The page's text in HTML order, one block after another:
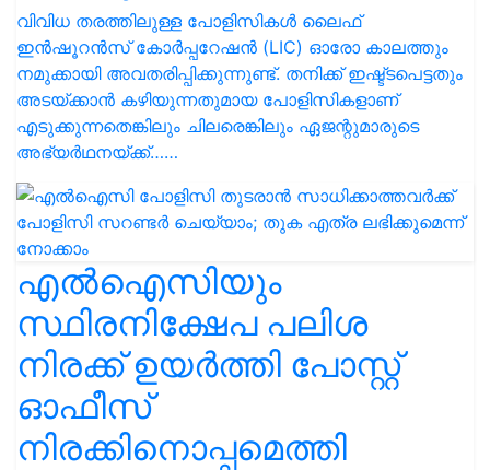
വിവിധ തരത്തിലുള്ള പോളിസികൾ ലൈഫ്
ഇന്‍ഷൂറന്‍സ് കോര്‍പ്പറേഷന്‍ (LIC) ഓരോ കാലത്തും
നമുക്കായി അവതരിപ്പിക്കുന്നുണ്ട്. തനിക്ക് ഇഷ്ട്ടപെട്ടതും
അടയ്ക്കാൻ കഴിയുന്നതുമായ പോളിസികളാണ്
എടുക്കുന്നതെങ്കിലും ചിലരെങ്കിലും ഏജന്റുമാരുടെ
അഭ്യര്‍ഥനയ്ക്ക്……
എൽഐസിയും
സ്ഥിരനിക്ഷേപ പലിശ
നിരക്ക് ഉയർത്തി പോസ്റ്റ്
ഓഫീസ്
നിരക്കിനൊപ്പമെത്തി